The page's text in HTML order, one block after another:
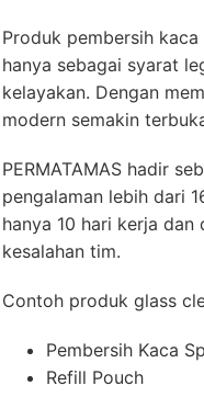
Produk pembersih
hanya sebagai syarat
kelayakan. Dengan
modern semakin
PERMATAMAS hadir
pengalaman lebih dari
hanya 10 hari kerja
kesalahan tim.
Contoh produk glass
Pembersih Kaca
Refill Pouch